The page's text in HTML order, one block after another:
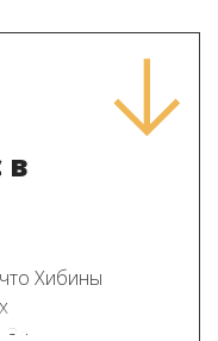
в
Хибины
За